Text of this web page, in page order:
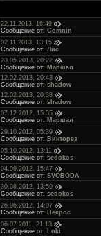
22.11.2013, 16:49
Сообщение от: Comnin
02.11.2013, 13:15
Сообщение от: Лис
23.05.2013, 20:22
Сообщение от: Маршал
12.02.2013, 20:43
Сообщение от: shadow
12.02.2013, 20:38
Сообщение от: shadow
07.12.2012, 15:55
Сообщение от: Маршал
29.10.2012, 05:39
Сообщение от: Винторез
05.10.2012, 13:11
Сообщение от: sedokos
04.09.2012, 15:47
Сообщение от: SVOBODA
30.08.2012, 13:59
Сообщение от: sedokos
26.06.2012, 14:07
Сообщение от: Некрос
06.07.2011, 21:13
Сообщение от: Loki